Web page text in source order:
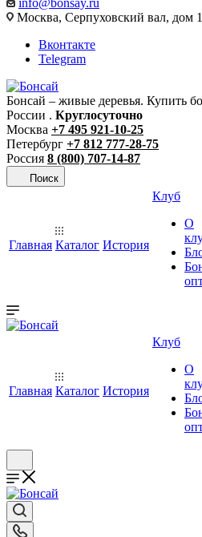
info@bonsay.ru
Москва, Cерпуховский вал, дом
Вконтакте
Telegram
Бонсай – живые деревья. Купить
России . Круглосуточно
Москва +7 495 921-10-25
Петербург +7 812 777-28-75
Россия 8 (800) 707-14-87
Поиск
Главная Каталог История
Клуб
О
Главная Каталог История
Клуб
О